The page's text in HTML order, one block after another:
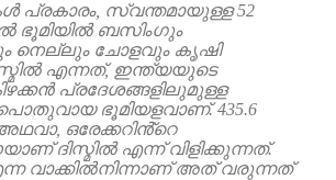
പ്രകാരം, സ്വന്തമായുള്ള 52
ഭൂമിയിൽ ബസിംഗും
നെല്ലും ചോളവും കൃഷി
എന്നത്, ഇന്ത്യയുടെ
പ്രദേശങ്ങളിലുമുള്ള
ഭൂമിയളവാണ്. 435.6
ഒരേക്കറിൻ്റെ
ദിസ്മിൽ എന്ന് വിളിക്കുന്നത്.
വാക്കിൽനിന്നാണ് അത് വരുന്നത്